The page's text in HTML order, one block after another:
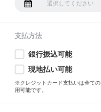
選択してください
支払方法
銀行振込可能
現地払い可能
※クレジットカード支払いは全て
用可能です。